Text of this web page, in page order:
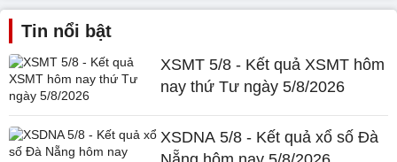
Tin nổi bật
XSMT 5/8 - Kết quả XSMT hôm
nay thứ Tư ngày 5/8/2026
XSDNA 5/8 - Kết quả xổ số Đà